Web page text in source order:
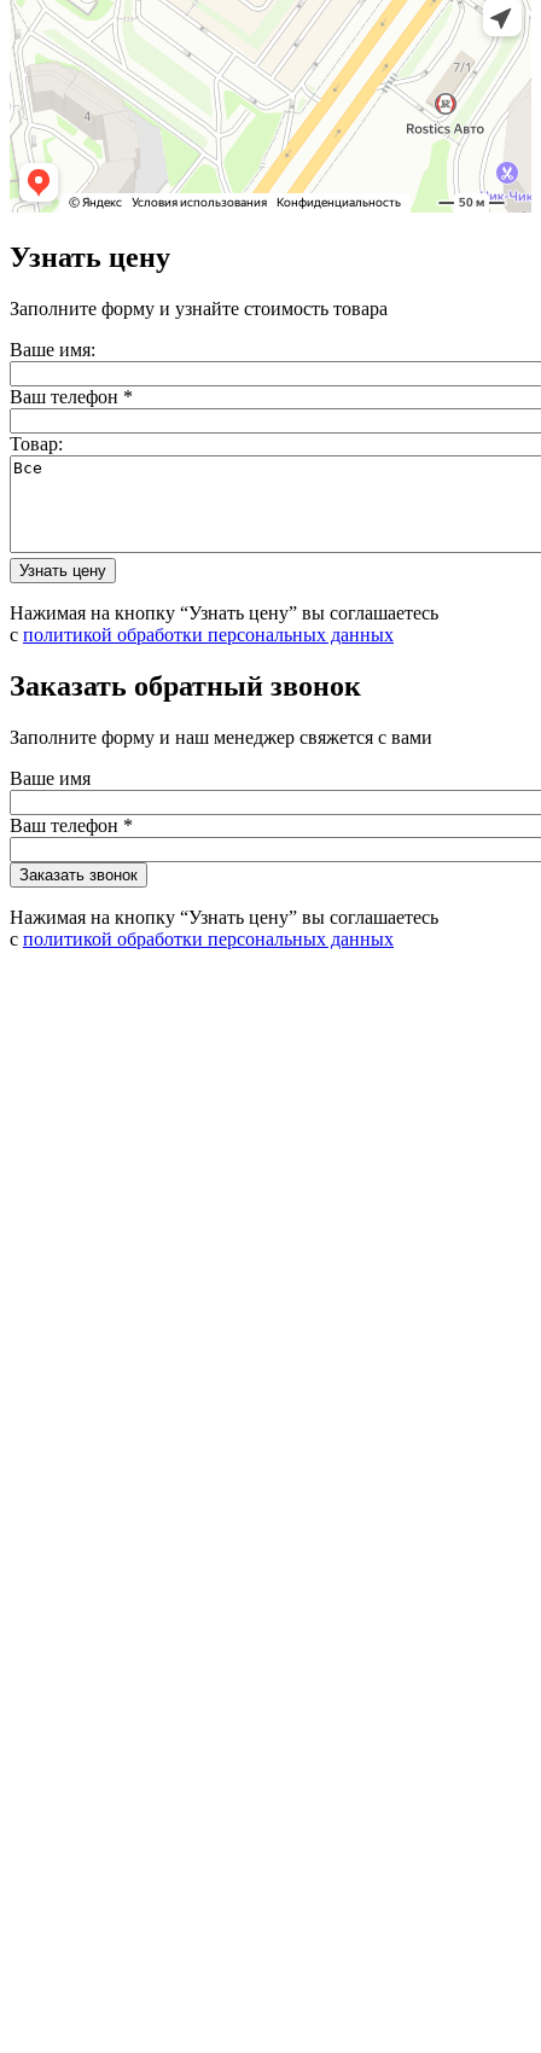
Узнать цену
Заполните форму и узнайте стоимость товара
Ваше имя:
Ваш телефон *
Товар:
Нажимая на кнопку “Узнать цену” вы соглашаетесь
с политикой обработки персональных данных
Заказать обратный звонок
Заполните форму и наш менеджер свяжется с вами
Ваше имя
Ваш телефон *
Нажимая на кнопку “Узнать цену” вы соглашаетесь
с политикой обработки персональных данных